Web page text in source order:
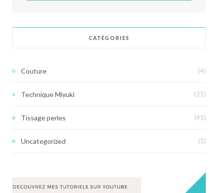
CATÉGORIES
Couture (4)
Technique Miyuki (21)
Tissage perles (41)
Uncategorized (1)